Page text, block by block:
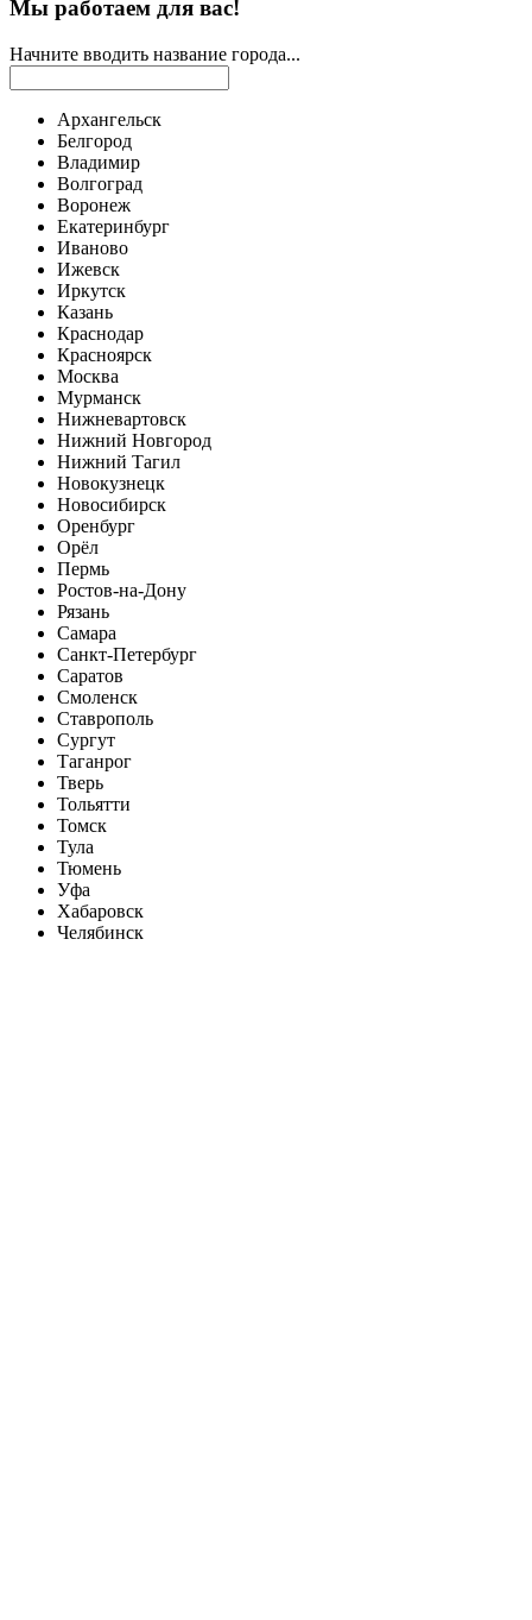
Мы работаем для вас!
Начните вводить название города...
Архангельск
Белгород
Владимир
Волгоград
Воронеж
Екатеринбург
Иваново
Ижевск
Иркутск
Казань
Краснодар
Красноярск
Москва
Мурманск
Нижневартовск
Нижний Новгород
Нижний Тагил
Новокузнецк
Новосибирск
Оренбург
Орёл
Пермь
Ростов-на-Дону
Рязань
Самара
Санкт-Петербург
Саратов
Смоленск
Ставрополь
Сургут
Таганрог
Тверь
Тольятти
Томск
Тула
Тюмень
Уфа
Хабаровск
Челябинск